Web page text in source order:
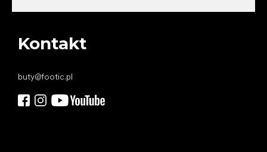
Kontakt
buty@footic.pl